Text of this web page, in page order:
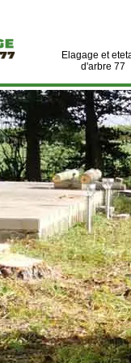
Elagage et
d'arbre 77